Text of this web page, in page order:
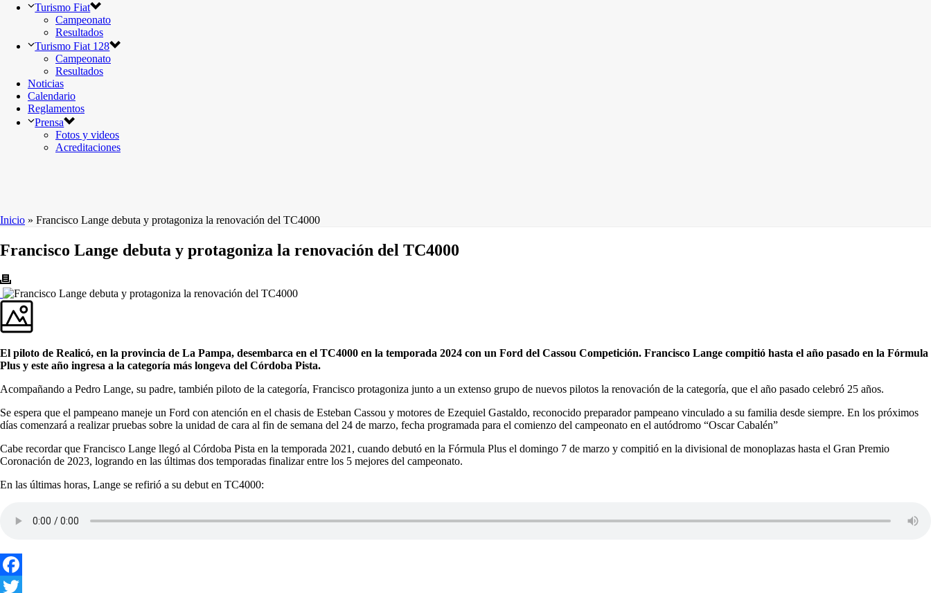
Turismo Fiat
Campeonato
Resultados
Turismo Fiat 128
Campeonato
Resultados
Noticias
Calendario
Reglamentos
Prensa
Fotos y videos
Acreditaciones
Inicio » Francisco Lange debuta y protagoniza la renovación del TC4000
Francisco Lange debuta y protagoniza la renovación del TC4000
El piloto de Realicó, en la provincia de La Pampa, desembarca en el TC4000 en la temporada 2024 con un Ford del Cassou Competición. Francisco Lange compitió hasta el año pasado en la Fórmula
Plus y este año ingresa a la categoría más longeva del Córdoba Pista.
Acompañando a Pedro Lange, su padre, también piloto de la categoría, Francisco protagoniza junto a un extenso grupo de nuevos pilotos la renovación de la categoría, que el año pasado celebró 25 años.
Se espera que el pampeano maneje un Ford con atención en el chasis de Esteban Cassou y motores de Ezequiel Gastaldo, reconocido preparador pampeano vinculado a su familia desde siempre. En los próximos
días comenzará a realizar pruebas sobre la unidad de cara al fin de semana del 24 de marzo, fecha programada para el comienzo del campeonato en el autódromo “Oscar Cabalén”
Cabe recordar que Francisco Lange llegó al Córdoba Pista en la temporada 2021, cuando debutó en la Fórmula Plus el domingo 7 de marzo y compitió en la divisional de monoplazas hasta el Gran Premio
Coronación de 2023, logrando en las últimas dos temporadas finalizar entre los 5 mejores del campeonato.
En las últimas horas, Lange se refirió a su debut en TC4000:
Facebook